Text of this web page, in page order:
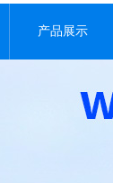
产品展示